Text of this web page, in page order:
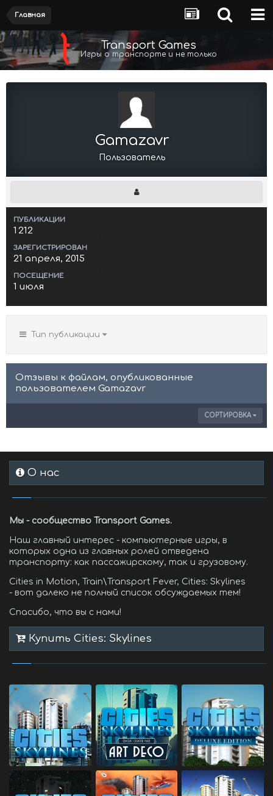
Главная
Transport Games
Игры о транспорте и не только
Gamazavr
Пользователь
ПУБЛИКАЦИИ
1 212
ЗАРЕГИСТРИРОВАН
21 апреля, 2015
ПОСЕЩЕНИЕ
1 июля
Тип публикации
Отзывы к файлам, опубликованные
пользователем Gamazavr
СОРТИРОВКА
О нас
Мы - сообщество Transport Games.
Наш главный интерес - компьютерные игры, в
которых одна из главных ролей отведена
транспорту: как пассажирскому, так и грузовому.
Cities in Motion, Train\Transport Fever, Cities: Skylines
- вот далеко не полный список обсуждаемых тем!
Спасибо, что вы с нами!
Купить Cities: Skylines